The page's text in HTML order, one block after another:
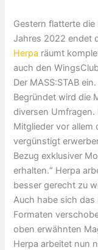
Gestern flatterte
Jahres 2022 endet
Herpa räumt
auch den
Der MASS:STAB ein.
Begründet wird die
diversen Umfragen.
Mitglieder vor allem
vergünstigt
Bezug exklusiver
erhalten.“ Herpa
besser gerecht zu
Auch habe sich
Formaten
oben erwähnten
Herpa arbeitet nun